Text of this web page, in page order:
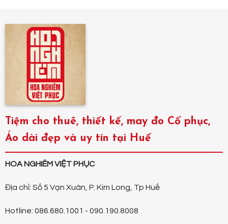
Tiệm cho thuê, thiết kế, may đo Cổ phục,
Áo dài đẹp và uy tín tại Huế
HOA NGHIÊM VIỆT PHỤC
Địa chỉ: Số 5 Vạn Xuân, P. Kim Long, Tp Huế
Hotline: 086.680.1001 - 090.190.8008